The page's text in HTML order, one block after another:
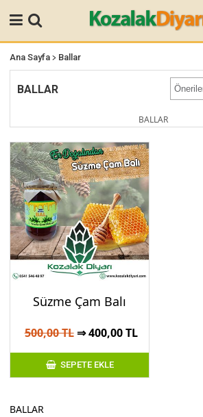
Ana Sayfa > Ballar
BALLAR
BALLAR
Süzme Çam Balı
500,00 TL⇒ 400,00 TL
SEPETE EKLE
BALLAR